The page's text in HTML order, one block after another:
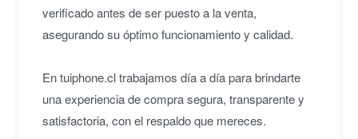
verificado antes de ser puesto a la venta,
asegurando su óptimo funcionamiento y calidad.
En tuiphone.cl trabajamos día a día para brindarte
una experiencia de compra segura, transparente y
satisfactoria, con el respaldo que mereces.